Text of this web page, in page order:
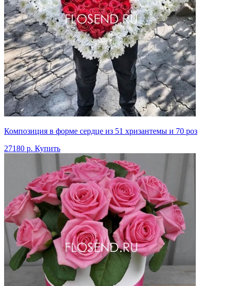
Композиция в форме сердце из 51 хризантемы и 70 роз
27180 р. Купить